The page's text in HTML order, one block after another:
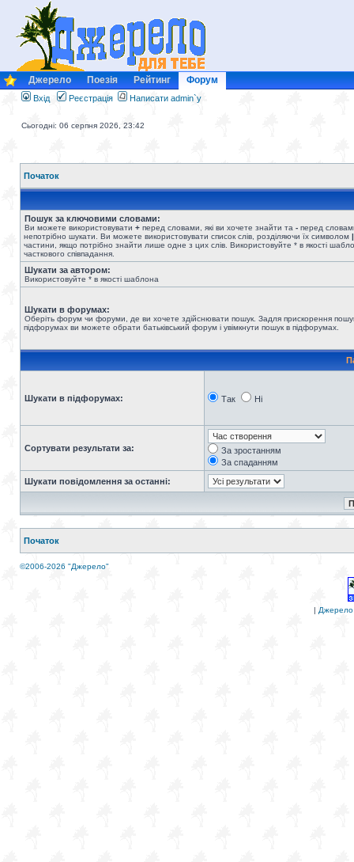
Джерело Поезія Рейтинг Форум
Вхід Реєстрація Написати admin`у
Сьогодні: 06 серпня 2026, 23:42
Початок
Пошук за ключовими словами:
Ви можете використовувати + перед словами, які ви хочете знайти та - перед
непотрібно шукати. Ви можете використовувати список слів, розділяючи їх символом |
частини, якщо потрібно знайти лише одне з цих слів. Використовуйте * в якості
часткового співпадання.
Шукати за автором:
Використовуйте * в якості шаблона
Шукати в форумах:
Оберіть форум чи форуми, де ви хочете здійснювати пошук. Задля прискорення
підфорумах ви можете обрати батьківський форум і увімкнути пошук в підфорумах.
Шукати в підфорумах: Так Ні
Сортувати результати за:
За зростанням
За спаданням
Шукати повідомлення за останні:
Початок
©2006-2026 "Джерело"
| Джерело